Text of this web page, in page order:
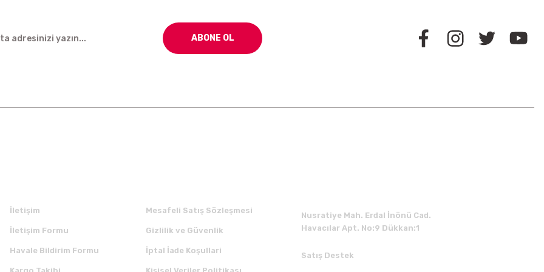
ABONE OL
İletişim
İletişim Formu
Havale Bildirim Formu
Mesafeli Satış Sözleşmesi
Gizlilik ve Güvenlik
İptal İade Koşullari
Nusratiye Mah. Erdal İnönü Cad.
Havacılar Apt. No:9 Dükkan:1
Satış Destek